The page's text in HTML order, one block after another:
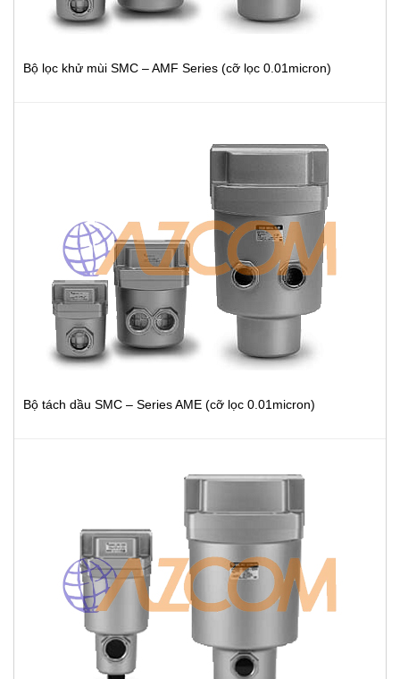
Bộ lọc khử mùi SMC – AMF Series (cỡ lọc 0.01micron)
Bộ tách dầu SMC – Series AME (cỡ lọc 0.01micron)